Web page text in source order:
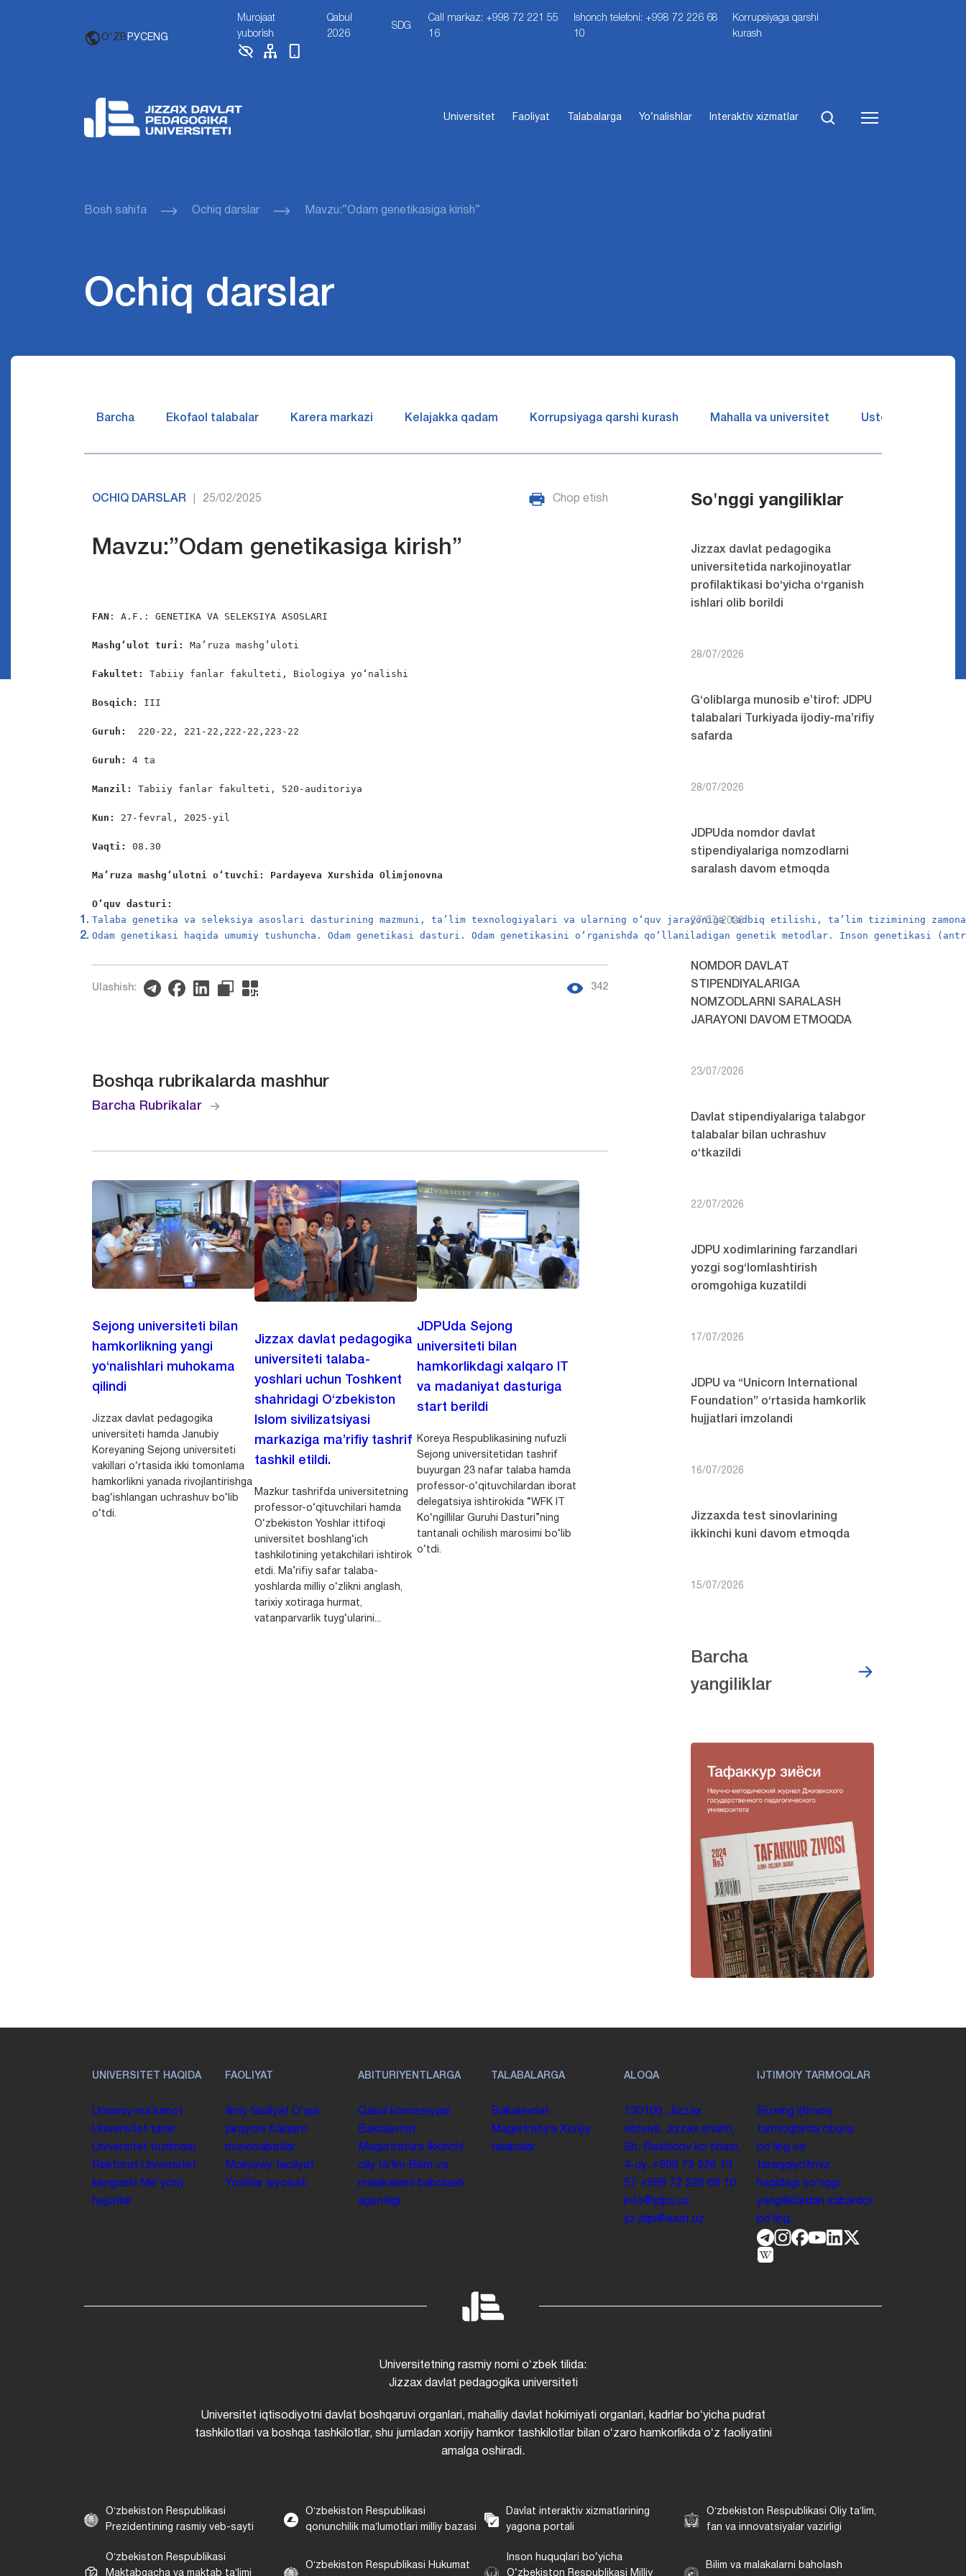
O'ZB РУСENG
Murojaat
yuborish
Qabul
2026
SDG
Call markaz: +998 72 221 55
16
Ishonch telefoni: +998 72 226 68
10
Korrupsiyaga qarshi
kurash
Universitet Faoliyat Talabalarga Yo‘nalishlar Interaktiv xizmatlar
Bosh sahifa Ochiq darslar Mavzu:”Odam genetikasiga kirish”
Ochiq darslar
Barcha Ekofaol talabalar Karera markazi Kelajakka qadam Korrupsiyaga qarshi kurash Mahalla va universitet Ustozlar suhbatin
OCHIQ DARSLAR 25/02/2025 Chop etish
Mavzu:”Odam genetikasiga kirish”
FAN : A.F.: GENETIKA VA SELEKSIYA ASOSLARI
Mashgʻulot turi: Ma’ruza mashg’uloti
Fakultet: Tabiiy fanlar fakulteti, Biologiya yo‘nalishi
Bosqich: III
Guruh: 220-22, 221-22,222-22,223-22
Guruh: 4 ta
Manzil: Tabiiy fanlar fakulteti, 520-auditoriya
Kun: 27-fevral, 2025-yil
Vaqti: 08.30
Ma’ruza mashgʻulotni oʻtuvchi: Pardayeva Xurshida Olimjonovna
O‘quv dasturi:
Talaba genetika va seleksiya asoslari dasturining mazmuni, ta’lim texnologiyalari va ularning o‘quv jarayoniga tadbiq etilishi, ta’lim tizimining
Odam genetikasi haqida umumiy tushuncha. Odam genetikasi dasturi. Odam genetikasini o‘rganishda qo‘llaniladigan genetik metodlar. Inson genetikasi
Ulashish: 342
Boshqa rubrikalarda mashhur
Barcha Rubrikalar
Sejong universiteti bilan
hamkorlikning yangi
yo‘nalishlari muhokama
qilindi
Jizzax davlat pedagogika
universiteti hamda Janubiy
Koreyaning Sejong universiteti
vakillari o‘rtasida ikki tomonlama
hamkorlikni yanada rivojlantirishga
bag‘ishlangan uchrashuv bo‘lib
o‘tdi.
Jizzax davlat pedagogika
universiteti talaba-
yoshlari uchun Toshkent
shahridagi O‘zbekiston
Islom sivilizatsiyasi
markaziga ma’rifiy tashrif
tashkil etildi.
Mazkur tashrifda universitetning
professor-o‘qituvchilari hamda
O‘zbekiston Yoshlar ittifoqi
universitet boshlang‘ich
tashkilotining yetakchilari ishtirok
etdi. Ma’rifiy safar talaba-
yoshlarda milliy o‘zlikni anglash,
tarixiy xotiraga hurmat,
vatanparvarlik tuyg‘ularini...
JDPUda Sejong
universiteti bilan
hamkorlikdagi xalqaro IT
va madaniyat dasturiga
start berildi
Koreya Respublikasining nufuzli
Sejong universitetidan tashrif
buyurgan 23 nafar talaba hamda
professor-o‘qituvchilardan iborat
delegatsiya ishtirokida “WFK IT
Ko‘ngillilar Guruhi Dasturi”ning
tantanali ochilish marosimi bo‘lib
o‘tdi.
So'nggi yangiliklar
Jizzax davlat pedagogika
universitetida narkojinoyatlar
profilaktikasi bo‘yicha o‘rganish
ishlari olib borildi
28/07/2026
G‘oliblarga munosib e’tirof: JDPU
talabalari Turkiyada ijodiy-ma’rifiy
safarda
28/07/2026
JDPUda nomdor davlat
stipendiyalariga nomzodlarni
saralash davom etmoqda
27/07/2026
NOMDOR DAVLAT
STIPENDIYALARIGA
NOMZODLARNI SARALASH
JARAYONI DAVOM ETMOQDA
23/07/2026
Davlat stipendiyalariga talabgor
talabalar bilan uchrashuv
o‘tkazildi
22/07/2026
JDPU xodimlarining farzandlari
yozgi sog‘lomlashtirish
oromgohiga kuzatildi
17/07/2026
JDPU va “Unicorn International
Foundation” o‘rtasida hamkorlik
hujjatlari imzolandi
16/07/2026
Jizzaxda test sinovlarining
ikkinchi kuni davom etmoqda
15/07/2026
Barcha
yangiliklar
UNIVERSITET HAQIDA
Umumiy maʼlumot
Universitet tarixi
Universitet tuzilmasi
Rektorat Universitet
kengashi
Me'yoriy
hujjatlar
FAOLIYAT
Ilmiy faoliyat Oʻquv
jarayoni Xalqaro
munosabatlar
Moliyaviy faoliyat
Yoshlar siyosati
ABITURIYENTLARGA
Qabul komissiyasi
Bakalavriat
Magistratura
Ikkinchi
oliy taʼlim Bilim va
malakalarni baholash
agentligi
TALABALARGA
Bakalavriat
Magistratura Xorijiy
talabalar
ALOQA
130100. Jizzax
viloyati, Jizzax shahri,
Sh. Rashidov koʻchasi,
4-uy. +998 72 226 13
57 +998 72 226 68 10
info@jdpu.uz
jiz.jdpi@exat.uz
IJTIMOIY TARMOQLAR
Bizning ijtimoiy
tarmoqlarda obuna
boʻling va
taraqqiyotimiz
haqidagi soʻnggi
yangiliklardan xabardor
boʻling.
Universitetning rasmiy nomi oʻzbek tilida:
Jizzax davlat pedagogika universiteti
Universitet iqtisodiyotni davlat boshqaruvi organlari, mahalliy davlat hokimiyati organlari, kadrlar boʻyicha pudrat
tashkilotlari va boshqa tashkilotlar, shu jumladan xorijiy hamkor tashkilotlar bilan oʻzaro hamkorlikda oʻz faoliyatini
amalga oshiradi.
Oʻzbekiston Respublikasi
Prezidentining rasmiy veb-sayti
Oʻzbekiston Respublikasi
qonunchilik maʼlumotlari milliy bazasi
Davlat interaktiv xizmatlarining
yagona portali
Oʻzbekiston Respublikasi Oliy taʼlim,
fan va innovatsiyalar vazirligi
Oʻzbekiston Respublikasi
Maktabgacha va maktab taʼlimi
Oʻzbekiston Respublikasi Hukumat
Inson huquqlari bo‘yicha
O‘zbekiston Respublikasi Milliy
Bilim va malakalarni baholash